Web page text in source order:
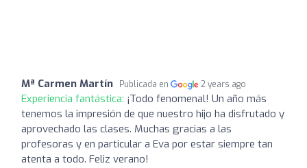
Mª Carmen Martín Publicada en 2 years ago
Experiencia fantástica: ¡Todo fenomenal! Un año más
tenemos la impresión de que nuestro hijo ha disfrutado y
aprovechado las clases. Muchas gracias a las
profesoras y en particular a Eva por estar siempre tan
atenta a todo. Feliz verano!